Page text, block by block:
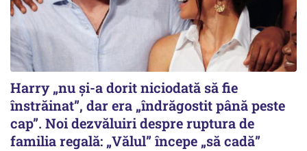
Harry „nu și-a dorit niciodată să fie
înstrăinat”, dar era „îndrăgostit până peste
cap”. Noi dezvăluiri despre ruptura de
familia regală: „Vălul” începe „să cadă”